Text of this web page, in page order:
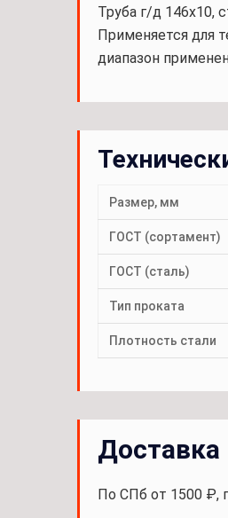
Труба г/д 146x10,
Применяется для
диапазон
Размер, мм
ГОСТ (сортамент)
ГОСТ (сталь)
Тип проката
Плотность стали
Доставка
По СПб от 1500 ₽,